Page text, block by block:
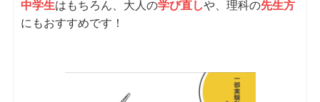
中学生はもちろん、大人の学び直しや、理科の先生方
にもおすすめです！